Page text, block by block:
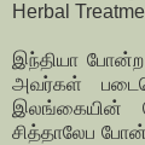
Herbal
இந்தியா
அவர்கள்
இலங்கையின்
சித்தாலேப